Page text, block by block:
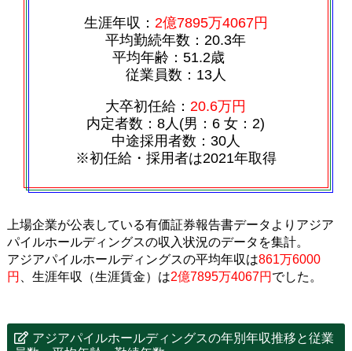
生涯年収： 2億7895万4067円
平均勤続年数：20.3年
平均年齢：51.2歳
従業員数：13人
大卒初任給： 20.6万円
内定者数：8人(男：6 女：2)
中途採用者数：30人
※初任給・採用者は2021年取得
上場企業が公表している有価証券報告書データよりアジア
パイルホールディングスの収入状況のデータを集計。
アジアパイルホールディングスの平均年収は861万6000
円
、生涯年収（生涯賃金）は2億7895万4067円 でした。
アジアパイルホールディングスの年別年収推移と従業